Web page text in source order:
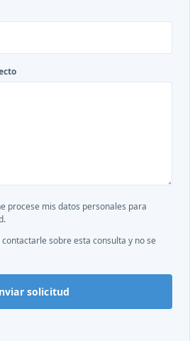
procese mis datos personales para
sobre esta consulta y no se
solicitud